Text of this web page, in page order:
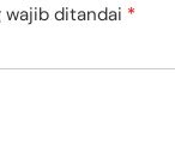
wajib ditandai *